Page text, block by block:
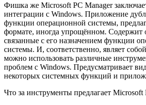
Фишка же Microsoft PC Manager
интеграции с Windows. Приложение
функции операционной системы,
формате, иногда упрощённом. Содержит
связанные с его назначением функции
системы. И, соответственно, являет
можно использовать различные
проблем с Windows. Предусматривает
некоторых системных функций и
Что за инструменты предлагает Microsoft